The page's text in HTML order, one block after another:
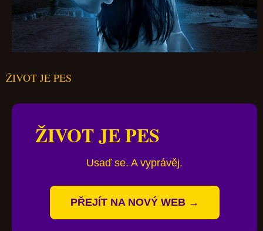
ŽIVOT JE PES
ŽIVOT JE PES
Usaď se. A vyprávěj.
PŘEJÍT NA NOVÝ WEB →